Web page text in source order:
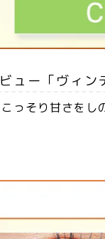
ュー「ヴィン
っそり甘さをし